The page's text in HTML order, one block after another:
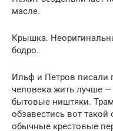
масле.
Крышка.
бодро.
Ильф и Петров писали
человека жить лучше
бытовые ништяки.
обзавестись вот
обычные крестовые